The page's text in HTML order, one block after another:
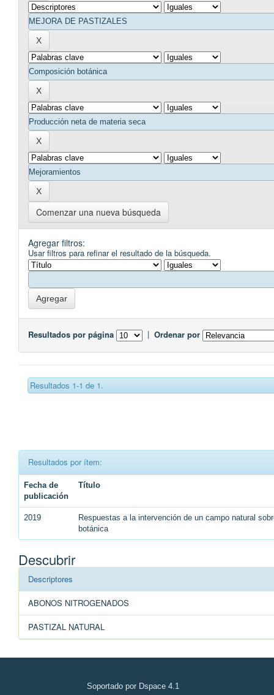
Comenzar una nueva búsqueda
Agregar filtros:
Usar filtros para refinar el resultado de la búsqueda.
Resultados por página | Ordenar por
Resultados 1-1 de 1.
Resultados por ítem:
Fecha de
publicación
Título
2019
Respuestas a la intervención de un campo natural
botánica
Descubrir
Descriptores
ABONOS NITROGENADOS
PASTIZAL NATURAL
Soportado por Dspace 4.1